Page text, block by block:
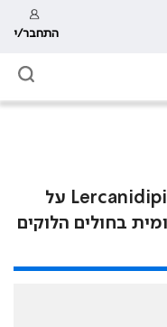
התחבר/י
השפעת חוסם תעלות סידן Lercanidipine על
בחולים הלוקים